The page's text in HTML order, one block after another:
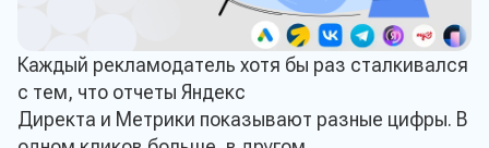
Каждый рекламодатель хотя бы раз сталкивался
с тем, что отчеты Яндекс
Директа и Метрики показывают разные цифры. В